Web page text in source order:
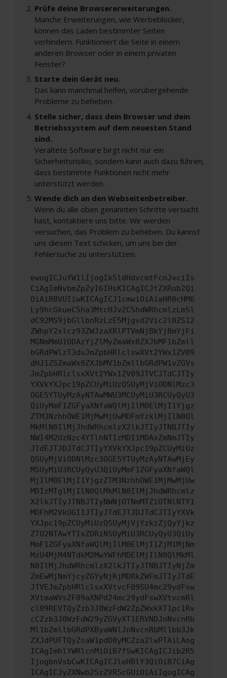
Prüfe deine Browsererweiterungen.
Manche Erweiterungen, wie Werbeblocker,
können das Laden bestimmter Seiten
verhindern. Funktioniert die Seite in einem
anderen Browser oder in einem privaten
Fenster?
Starte dein Gerät neu.
Das kann manchmal helfen, vorübergehende
Probleme zu beheben.
Stelle sicher, dass dein Browser und dein
Betriebssystem auf dem neuesten Stand
sind.
Veraltete Software birgt nicht nur ein
Sicherheitsrisiko, sondern kann auch dazu führen,
dass bestimmte Funktionen nicht mehr
unterstützt werden.
Wende dich an den Webseitenbetreiber.
Wenn du alle oben genannten Schritte versucht
hast, kontaktiere uns bitte. Wir werden
versuchen, das Problem zu beheben. Du kannst
uns diesen Text schicken, um uns bei der
Fehlersuche zu unterstützen:
ewogICJuYW1lIjogIk5ldHdvcmtFcnJvciIs
CiAgImNvbmZpZyI6IHsKICAgICJtZXRob2Qi
OiAiR0VUIiwKICAgICJ1cmwiOiAiaHR0cHM6
Ly9hcGkueC5ha3MtcHJvZC5hdWRhcmlzLm5l
dC92MS9jbGllbnRzLzE5Mjgvd2Vic2l0ZS12
ZWhpY2xlcz93ZWJzaXRlPTVmNjBkYjBmYjFi
MGNmMmU1ODAzYjZlMyZmaWx0ZXJbMF1bZmll
bGRdPWlzT3duJmZpbHRlclswXVt2YWx1ZV09
dHJ1ZSZmaWx0ZXJbMV1bZmllbGRdPW1vZGVs
JmZpbHRlclsxXVt2YWx1ZV09JTVCJTdCJTIy
YXVkYXJpc19pZCUyMiUzQSUyMjViODNlMzc3
OGE5YTUyMzAyNTAwMWU3MCUyMiU3RCUyQyU3
QiUyMmF1ZGFyaXNfaWQlMjIlM0ElMjI1Yjgz
ZTM3NzhhOWE1MjMwMjUwMDFmYzklMjIlN0Ql
MkMlN0IlMjJhdWRhcmlzX2lkJTIyJTNBJTIy
NWI4M2UzNzc4YTlhNTIzMDI1MDAxZmNmJTIy
JTdEJTJDJTdCJTIyYXVkYXJpc19pZCUyMiUz
QSUyMjViODNlMzc3OGE5YTUyMzAyNTAwMjEy
MSUyMiU3RCUyQyU3QiUyMmF1ZGFyaXNfaWQl
MjIlM0ElMjI1YjgzZTM3NzhhOWE1MjMwMjUw
MDIzMTglMjIlN0QlMkMlN0IlMjJhdWRhcmlz
X2lkJTIyJTNBJTIyNWNjOTNmMTZiOTNlNTY1
MDFhM2VkOGI1JTIyJTdEJTJDJTdCJTIyYXVk
YXJpc19pZCUyMiUzQSUyMjVjYzkzZjQyYjkz
ZTU2NTAwYTIxZDRiNSUyMiU3RCUyQyU3QiUy
MmF1ZGFyaXNfaWQlMjIlM0ElMjI1ZjM1MjNm
MzU4MjM4NTdkM2MwYWFhMDElMjIlN0QlMkMl
N0IlMjJhdWRhcmlzX2lkJTIyJTNBJTIyNjZm
ZmEwMjNmYjcyZGYyNjRjMDRkZWFmJTIyJTdE
JTVEJmZpbHRlclsxXVtvcF09SU4mc29ydFsw
XVtmaWVsZF09aXNPd24mc29ydFswXVtvcmRl
cl09REVTQyZzb3J0WzFdW2ZpZWxkXT1pc1Rv
cCZzb3J0WzFdW29yZGVyXT1ERVNDJnNvcnRb
Ml1bZmllbGRdPXByaWNlJnNvcnRbMl1bb3Jk
ZXJdPUFTQyZsaW1pdD0yMCZza2lwPTAiLAog
ICAgImhlYWRlcnMiOiB7fSwKICAgICJib2R5
IjogbnVsbCwKICAgICJleHBlY3QiOiB7CiAg
ICAgICJyZXNwb25zZVR5cGUiOiAiIgogICAg